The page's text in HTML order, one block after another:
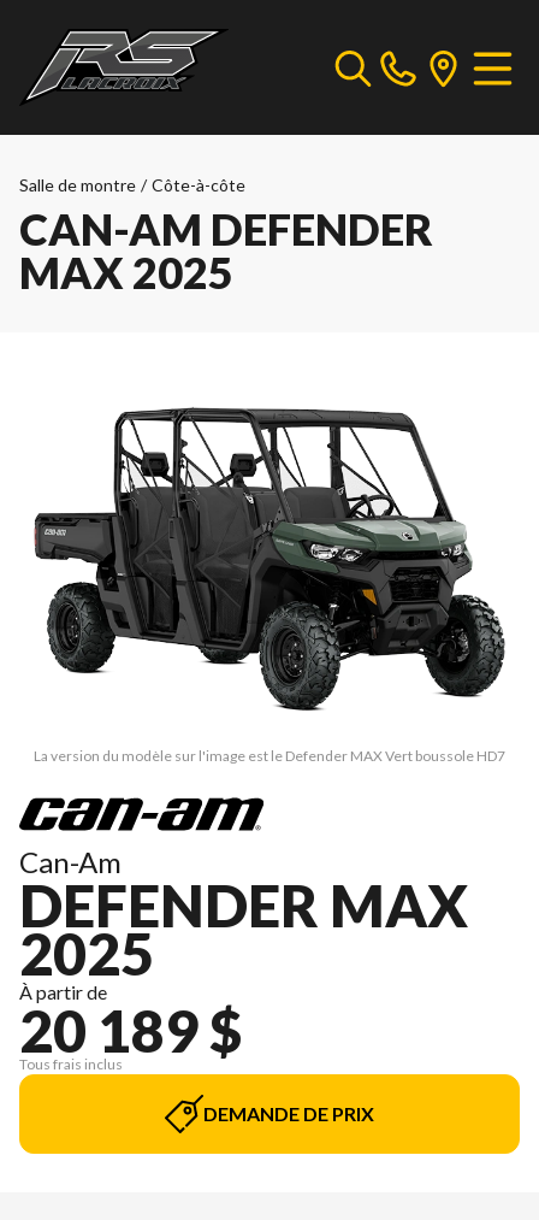
Salle de montre / Côte-à-côte
CAN-AM DEFENDER
MAX 2025
La version du modèle sur l'image est le Defender MAX Vert boussole HD7
Can-Am
DEFENDER MAX
2025
À partir de
20 189 $
Tous frais inclus
DEMANDE DE PRIX